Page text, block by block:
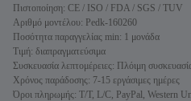
Πιστοποίηση: CE / ISO / FDA / SGS / TUV
Αριθμό μοντέλου: Pedk-160260
Ποσότητα παραγγελίας min: 1 μονάδα
Τιμή: διαπραγματεύσιμα
Συσκευασία λεπτομέρειες: Πλόιμη
Χρόνος παράδοσης: 7-15 εργάσιμες ημέρες
Όροι πληρωμής: T/T, L/C, PayPal, Western